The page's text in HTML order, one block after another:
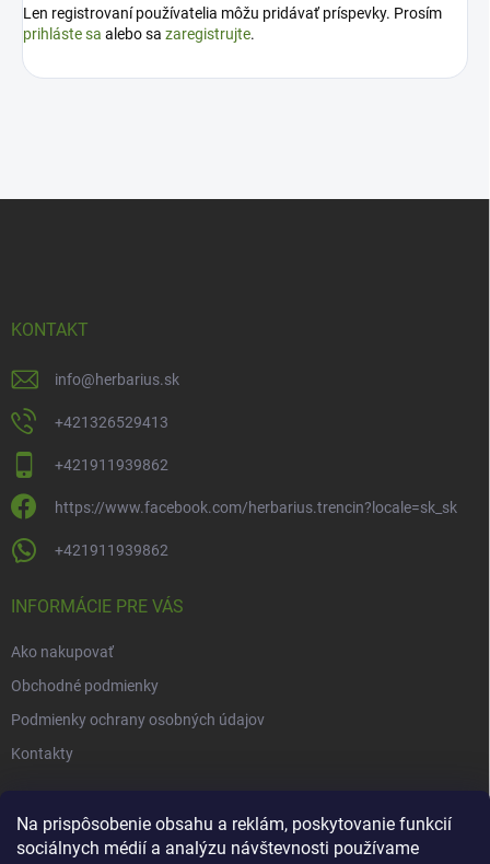
Na prispôsobenie obsahu a reklám, poskytovanie funkcií
sociálnych médií a analýzu návštevnosti používame
Len registrovaní používatelia môžu pridávať príspevky. Prosím
prihláste sa alebo sa zaregistrujte.
KONTAKT
info@herbarius.sk
+421326529413
+421911939862
https://www.facebook.com/herbarius.trencin?locale=sk_sk
+421911939862
INFORMÁCIE PRE VÁS
Ako nakupovať
Obchodné podmienky
Podmienky ochrany osobných údajov
Kontakty
NOVINKY
Novinky v našom e-shope